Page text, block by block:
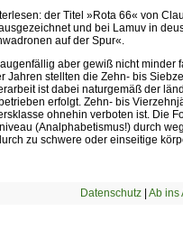
der Titel »Rota 66« von
und bei Lamuv in
auf der Spur«.
aber gewiß nicht minder
Jahren stellten die Zehn- bis
ist dabei naturgemäß der
erfolgt. Zehn- bis
ohnehin verboten ist. Die
(Analphabetismus!) durch
zu schwere oder einseitige
Datenschutz| Ab ins